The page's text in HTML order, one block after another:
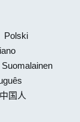
Polski
Suomalainen
中国人